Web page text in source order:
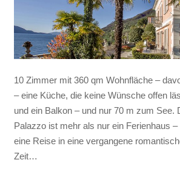
10 Zimmer mit 360 qm Wohnfläche –
– eine Küche, die keine Wünsche offen
und ein Balkon – und nur 70 m zum See.
Palazzo ist mehr als nur ein Ferienhaus
eine Reise in eine vergangene
Zeit…